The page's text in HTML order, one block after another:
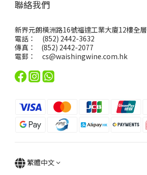
聯絡我們
新界元朗橫洲路16號福達工業大廈12樓全層
電話： (852) 2442-3632
傳真： (852) 2442-2077
電郵： cs@waishingwine.com.hk
繁體中文